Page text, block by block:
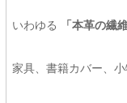
いわゆる 「本革の繊
家具、書籍カバー、